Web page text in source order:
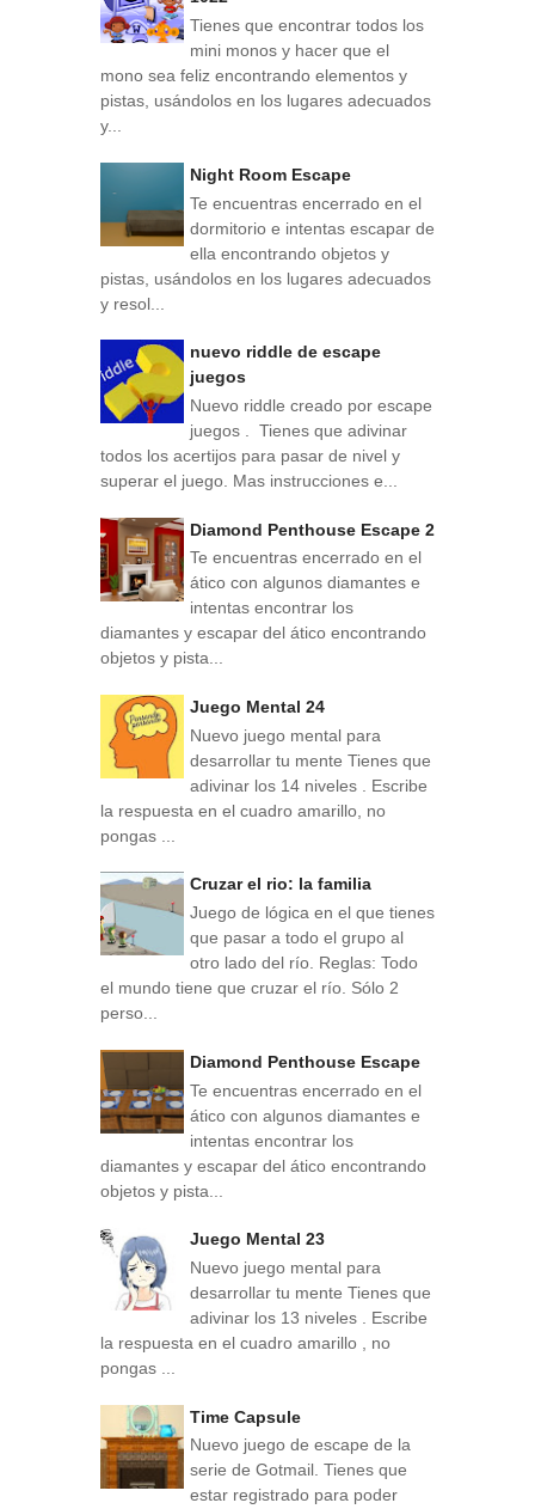
Tienes que encontrar todos los
mini monos y hacer que el
mono sea feliz encontrando elementos y
pistas, usándolos en los lugares adecuados
y...
Night Room Escape
Te encuentras encerrado en el
dormitorio e intentas escapar de
ella encontrando objetos y
pistas, usándolos en los lugares adecuados
y resol...
nuevo riddle de escape
juegos
Nuevo riddle creado por escape
juegos . Tienes que adivinar
todos los acertijos para pasar de nivel y
superar el juego. Mas instrucciones e...
Diamond Penthouse Escape 2
Te encuentras encerrado en el
ático con algunos diamantes e
intentas encontrar los
diamantes y escapar del ático encontrando
objetos y pista...
Juego Mental 24
Nuevo juego mental para
desarrollar tu mente Tienes que
adivinar los 14 niveles . Escribe
la respuesta en el cuadro amarillo, no
pongas ...
Cruzar el rio: la familia
Juego de lógica en el que tienes
que pasar a todo el grupo al
otro lado del río. Reglas: Todo
el mundo tiene que cruzar el río. Sólo 2
perso...
Diamond Penthouse Escape
Te encuentras encerrado en el
ático con algunos diamantes e
intentas encontrar los
diamantes y escapar del ático encontrando
objetos y pista...
Juego Mental 23
Nuevo juego mental para
desarrollar tu mente Tienes que
adivinar los 13 niveles . Escribe
la respuesta en el cuadro amarillo , no
pongas ...
Time Capsule
Nuevo juego de escape de la
serie de Gotmail. Tienes que
estar registrado para poder